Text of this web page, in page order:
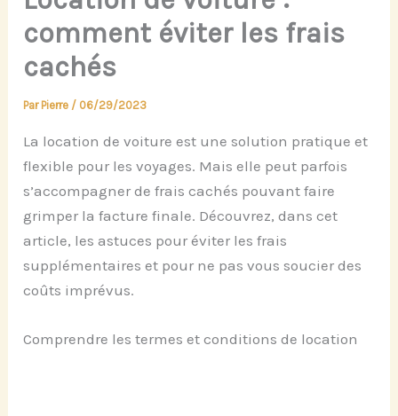
comment éviter les frais
cachés
Par Pierre / 06/29/2023
La location de voiture est une solution pratique et
flexible pour les voyages. Mais elle peut parfois
s’accompagner de frais cachés pouvant faire
grimper la facture finale. Découvrez, dans cet
article, les astuces pour éviter les frais
supplémentaires et pour ne pas vous soucier des
coûts imprévus.
Comprendre les termes et conditions de location